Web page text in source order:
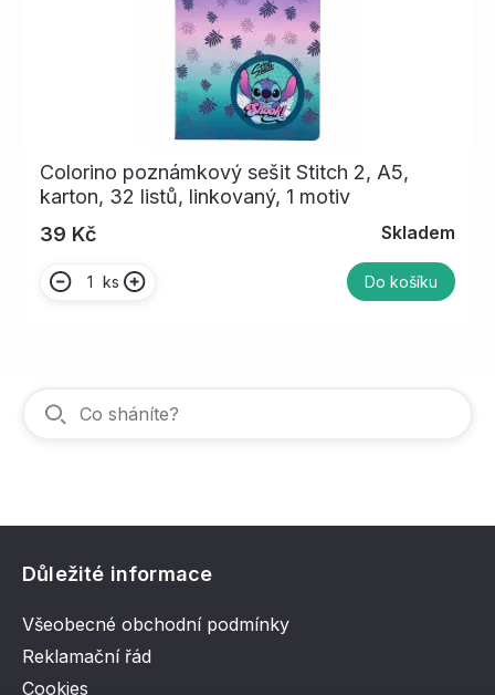
Colorino poznámkový sešit Stitch 2, A5,
karton, 32 listů, linkovaný, 1 motiv
39 Kč
Skladem
ks Do košíku
Důležité informace
Všeobecné obchodní podmínky
Reklamační řád
Cookies